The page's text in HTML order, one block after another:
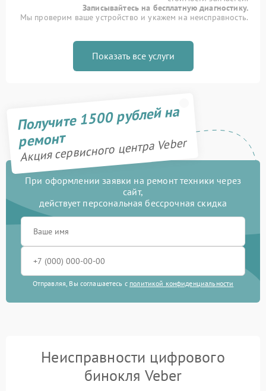
Записывайтесь на бесплатную диагностику.
Мы проверим ваше устройство и укажем на неисправность.
Показать все услуги
Получите 1500 рублей на
ремонт
Акция сервисного центра Veber
При оформлении заявки на ремонт техники через
сайт,
действует персональная бессрочная скидка
Отправляя, Вы соглашаетесь с политикой конфиденциальности
Неисправности цифрового
бинокля Veber